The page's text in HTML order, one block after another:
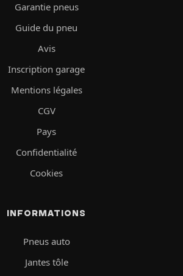
Garantie pneus
Guide du pneu
Avis
Inscription garage
Mentions légales
CGV
Pays
Confidentialité
Cookies
INFORMATIONS
Pneus auto
Jantes tôle